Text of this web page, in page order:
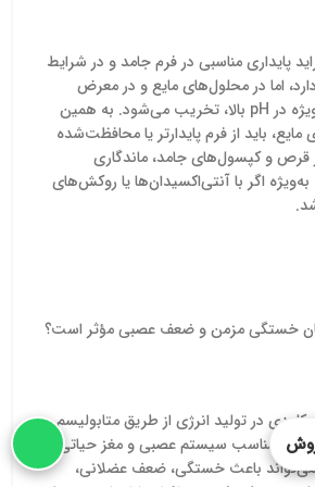
این
و
کیلوگرمی همراه
با گواهی آنالیز (COA) برای
و
برای
سیتریک
تماس
پایداری مناسبی در فرم جامد و در شرایط
اما در محلول‌های مایع و در معرض
حرارت یا نور، به‌ویژه در pH بالا، تخریب می‌شود. به همین
باید از فرم پایدارتر یا محافظت‌شده
قرص و کپسول‌های جامد، ماندگاری
اگر با آنتی‌اکسیدان‌ها یا روکش‌های
خستگی مزمن و ضعف عصبی مؤثر است؟
کلیدی در تولید انرژی از طریق متابولیسم
عملکرد مناسب سیستم عصبی و مغز حیاتی
باعث خستگی، ضعف عضلانی،